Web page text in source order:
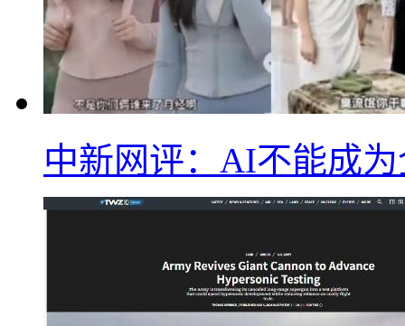
中新网评：AI不能成